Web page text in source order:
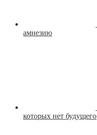
амнезию
которых нет будущего